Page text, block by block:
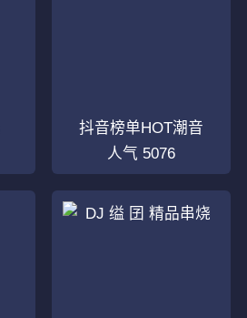
抖音榜单HOT潮音
人气 5076